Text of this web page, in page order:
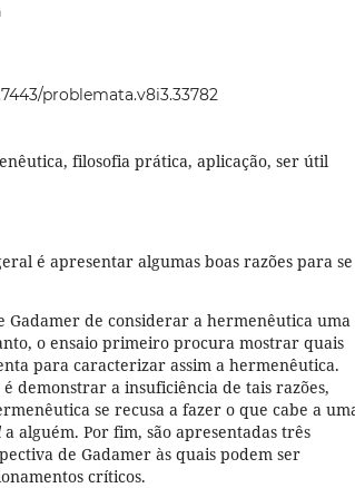
problemata.v8i3.33782
filosofia prática, aplicação, ser útil
é apresentar algumas boas razões para se
Gadamer de considerar a hermenêutica uma
o ensaio primeiro procura mostrar quais
para caracterizar assim a hermenêutica.
é demonstrar a insuficiência de tais razões,
se recusa a fazer o que cabe a
a alguém. Por fim, são apresentadas três
de Gadamer às quais podem ser
críticos.